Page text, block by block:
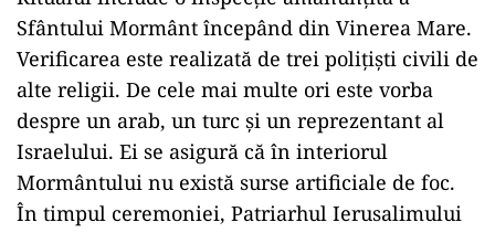
Sfântului Mormânt începând din Vinerea Mare.
Verificarea este realizată de trei polițiști civili de
alte religii. De cele mai multe ori este vorba
despre un arab, un turc și un reprezentant al
Israelului. Ei se asigură că în interiorul
Mormântului nu există surse artificiale de foc.
În timpul ceremoniei, Patriarhul Ierusalimului